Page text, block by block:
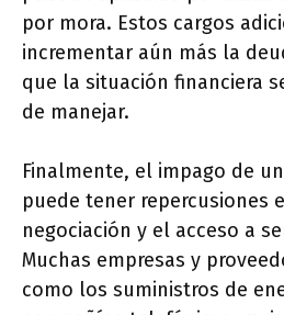
por mora. Estos cargos
incrementar aún más la
que la situación financiera
de manejar.
Finalmente, el impago de
puede tener repercusiones
negociación y el acceso a
Muchas empresas y
como los suministros de